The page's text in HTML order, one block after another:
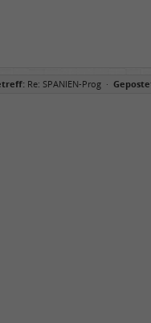
Re: SPANIEN-Prog ·